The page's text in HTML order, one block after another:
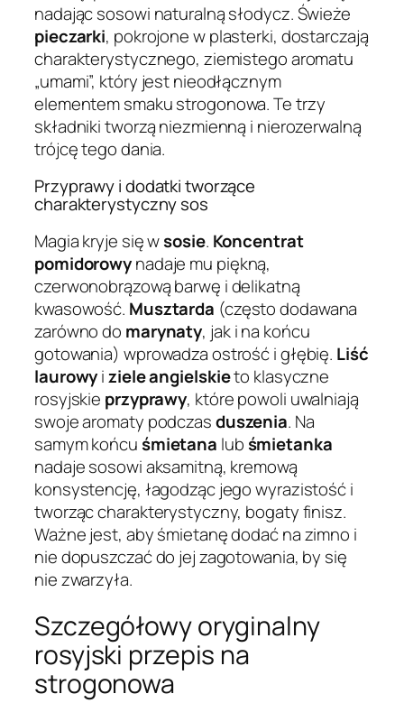
nadając sosowi naturalną słodycz. Świeże
pieczarki, pokrojone w plasterki, dostarczają
charakterystycznego, ziemistego aromatu
„umami”, który jest nieodłącznym
elementem smaku strogonowa. Te trzy
składniki tworzą niezmienną i nierozerwalną
trójcę tego dania.
Przyprawy i dodatki tworzące
charakterystyczny sos
Magia kryje się wsosie. Koncentrat
pomidorowynadaje mu piękną,
czerwonobrązową barwę i delikatną
kwasowość. Musztarda (często dodawana
zarówno do marynaty, jak i na końcu
gotowania) wprowadza ostrość i głębię. Liść
laurowyiziele angielskieto klasyczne
rosyjskie przyprawy, które powoli uwalniają
swoje aromaty podczasduszenia. Na
samym końcuśmietana lubśmietanka
nadaje sosowi aksamitną, kremową
konsystencję, łagodząc jego wyrazistość i
tworząc charakterystyczny, bogaty finisz.
Ważne jest, aby śmietanę dodać na zimno i
nie dopuszczać do jej zagotowania, by się
nie zwarzyła.
Szczegółowy oryginalny
rosyjski przepis na
strogonowa